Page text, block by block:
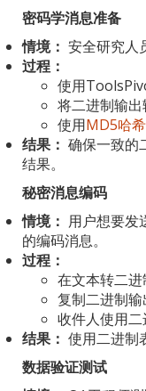
密码学消息准备
情境： 安全研究人
过程：
使用
将二进制输
使用MD5哈
结果： 确保一致的
结果。
秘密消息编码
情境： 用户想要发
的编码消息。
过程：
在文本转二
复制二进制
收件人使用
结果： 使用二进制
数据验证测试